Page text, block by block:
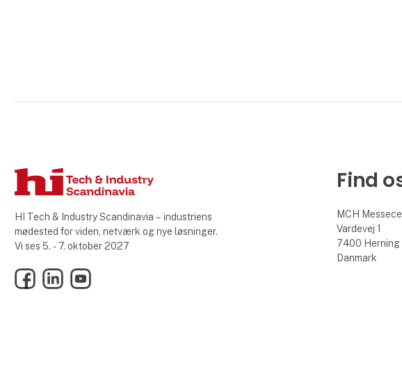
HI Tech & Industry Scandinavia – industriens
mødested for viden, netværk og nye løsninger.
Vi ses 5. - 7. oktober 2027
FacebookLinkedInYouTube
Find
MCH
Vardevej 1
7400 Herning
Danmark